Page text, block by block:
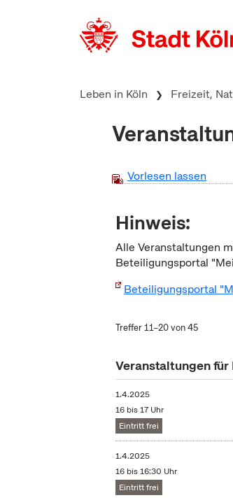
Leben in Köln Freizeit,
Vorlesen lassen
Hinweis:
Alle Veranstaltungen
Beteiligungsportal
Beteiligungsportal
Treffer 11–20 von 45
Veranstaltungen
1.4.2025
16 bis 17 Uhr
Eintritt frei
1.4.2025
16 bis 16:30 Uhr
Eintritt frei